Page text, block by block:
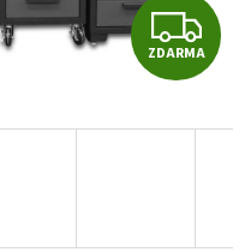
Z
D
A
ZDARMA